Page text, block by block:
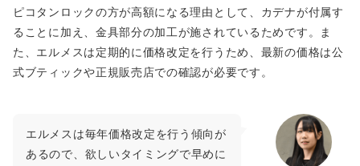
ピコタンロックの方が高額になる理由として、カデナが付属す
ることに加え、金具部分の加工が施されているためです。ま
た、エルメスは定期的に価格改定を行うため、最新の価格は公
式ブティックや正規販売店での確認が必要です。
エルメスは毎年価格改定を行う傾向が
あるので、欲しいタイミングで早めに